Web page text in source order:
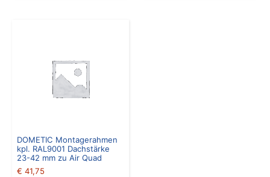
DOMETIC Montagerahmen
kpl. RAL9001 Dachstärke
23-42 mm zu Air Quad
€ 41,75